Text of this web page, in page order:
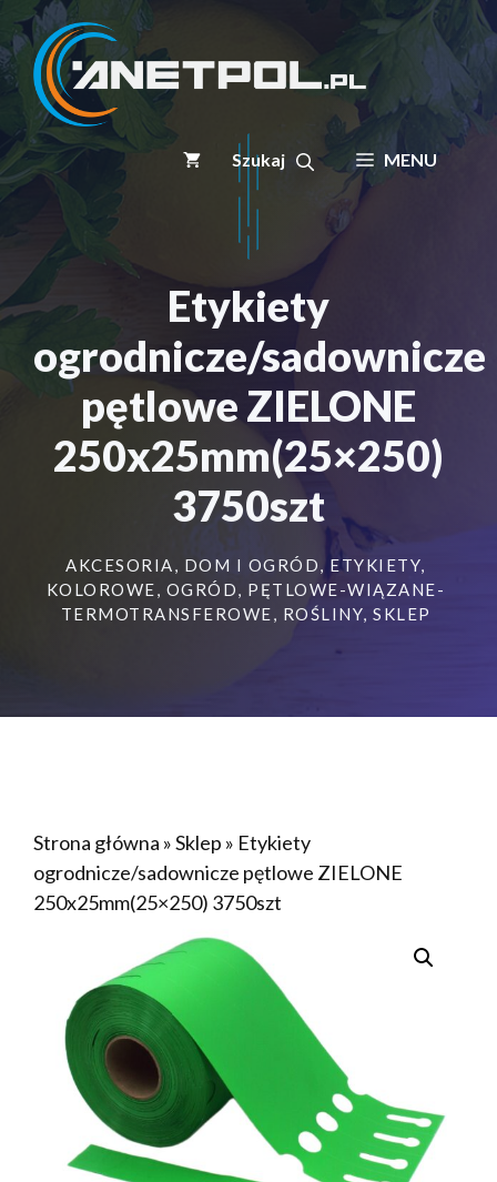
Przejdź
do
treści
MENU
Etykiety
ogrodnicze/sadownicze
pętlowe ZIELONE
250x25mm(25×250)
3750szt
AKCESORIA, DOM I OGRÓD, ETYKIETY,
KOLOROWE, OGRÓD, PĘTLOWE-WIĄZANE-
TERMOTRANSFEROWE, ROŚLINY, SKLEP
Strona główna »Sklep » Etykiety
ogrodnicze/sadownicze pętlowe ZIELONE
250x25mm(25×250) 3750szt